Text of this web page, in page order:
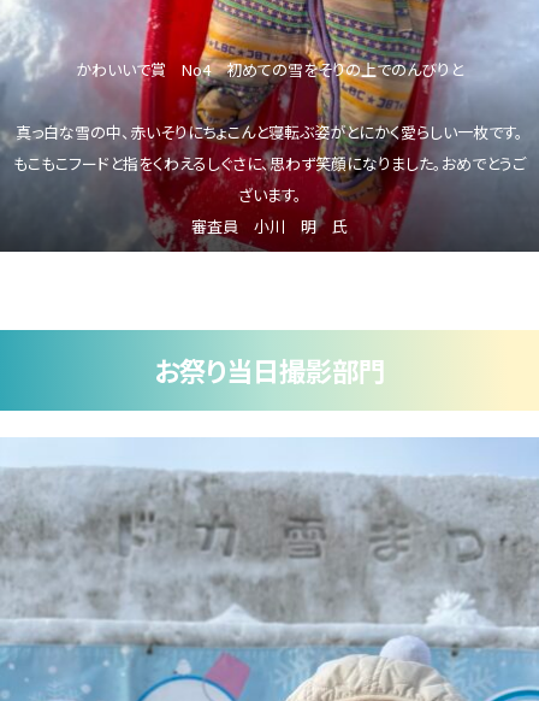
かわいいで賞 No4 初めての雪をそりの上でのんびりと
真っ白な雪の中、赤いそりにちょこんと寝転ぶ姿がとにかく愛らしい一枚です。
もこもこフードと指をくわえるしぐさに、思わず笑顔になりました。おめでとうご
ざいます。
審査員 小川 明 氏
お祭り当日撮影部門